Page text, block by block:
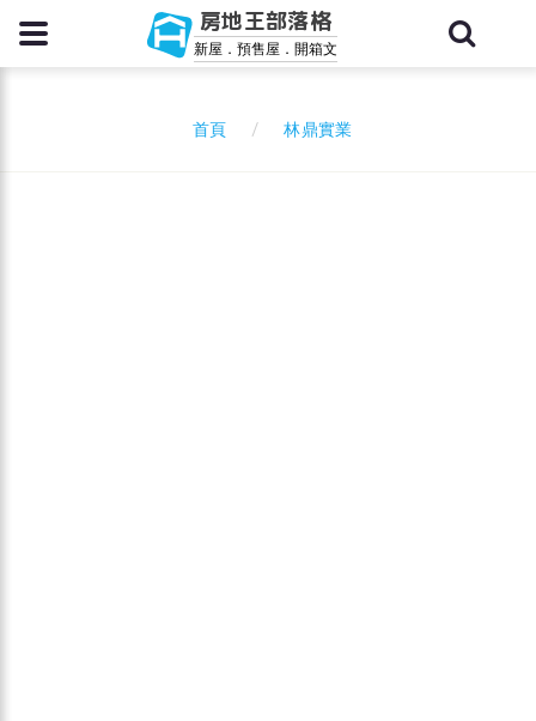
房地王部落格
新屋．預售屋．開箱文
首頁 林鼎實業